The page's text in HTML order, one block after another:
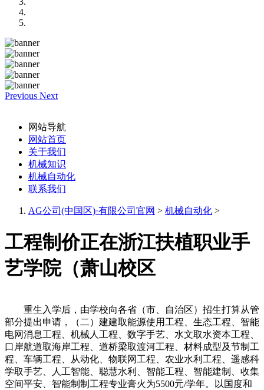
Previous Next
网站导航
网站首页
关于我们
机械知识
机械自动化
联系我们
AG公司(中国区)·有限公司官网 > 机械自动化 >
工程制价正在浙江扶植职业手
艺学院（萧山校区
重生入学后，由学校向各省（市、自治区）招生打算从管
部分提出申请，（二）建建取能源使用工程、生态工程、智能
电网消息工程、机械人工程、数字手艺、水文取水资本工程、
口岸航道取海岸工程、道桥梁取渡河工程、材料成型及节制工
程、车辆工程、从动化、物联网工程、农业水利工程、遥感科
学取手艺、人工智能、聪慧水利、智能工程、智能建制、收集
空间平安、智能制制工程专业膏火为5500元/学年。以国度和